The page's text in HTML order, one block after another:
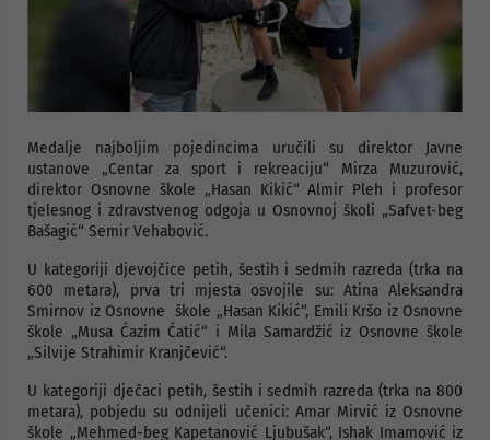
Medalje najboljim pojedincima uručili su direktor Javne
ustanove „Centar za sport i rekreaciju“ Mirza Muzurović,
direktor Osnovne škole „Hasan Kikić“ Almir Pleh i profesor
tjelesnog i zdravstvenog odgoja u Osnovnoj školi „Safvet-beg
Bašagić“ Semir Vehabović.
U kategoriji djevojčice petih, šestih i sedmih razreda (trka na
600 metara), prva tri mjesta osvojile su: Atina Aleksandra
Smirnov iz Osnovne škole „Hasan Kikić“, Emili Kršo iz Osnovne
škole „Musa Ćazim Ćatić“ i Mila Samardžić iz Osnovne škole
„Silvije Strahimir Kranjčević“.
U kategoriji dječaci petih, šestih i sedmih razreda (trka na 800
metara), pobjedu su odnijeli učenici: Amar Mirvić iz Osnovne
škole „Mehmed-beg Kapetanović Ljubušak“, Ishak Imamović iz